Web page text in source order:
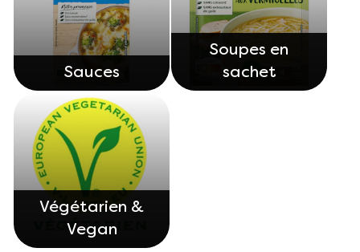
Sauces
Soupes en
sachet
Végétarien &
Vegan